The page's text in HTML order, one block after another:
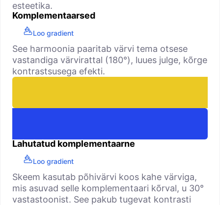
esteetika.
Komplementaarsed
Loo gradient
See harmoonia paaritab värvi tema otsese
vastandiga värvirattal (180°), luues julge, kõrge
kontrastsusega efekti.
Lahutatud komplementaarne
Loo gradient
Skeem kasutab põhivärvi koos kahe värviga,
mis asuvad selle komplementaari kõrval, u 30°
vastastoonist. See pakub tugevat kontrasti